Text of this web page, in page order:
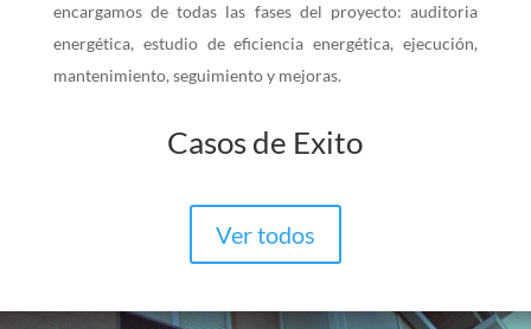
encargamos de todas las fases del proyecto: auditoria
energética, estudio de eficiencia energética, ejecución,
mantenimiento, seguimiento y mejoras.
Casos de Exito
Ver todos